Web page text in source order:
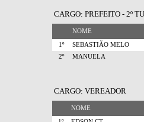
CARGO: PREFEITO - 2º
NOME
1º SEBASTIÃO MELO
2º
MANUELA
CARGO: VEREADOR
NOME